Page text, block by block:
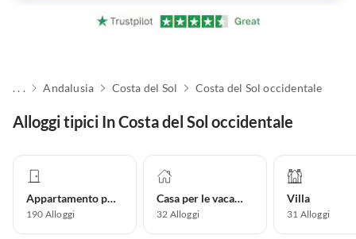
. . . Andalusia Costa del Sol Costa del Sol occidentale
Alloggi tipici In Costa del Sol occidentale
Appartamento per vacanze
190 Alloggi
Casa per le vacanze
32 Alloggi
Villa
31 Alloggi